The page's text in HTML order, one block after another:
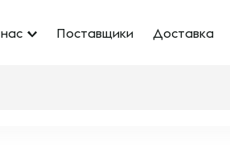
Поставщики Доставка